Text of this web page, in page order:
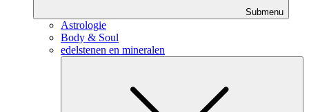
Submenu
Astrologie
Body & Soul
edelstenen en mineralen